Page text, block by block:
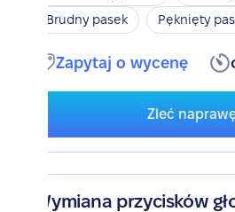
Brudny pasek
Pęknięty
Zapytaj o wycenę
Zleć
Wymiana przycisków